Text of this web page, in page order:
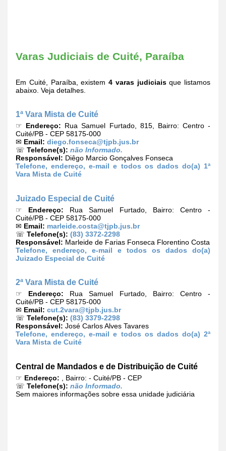
Varas Judiciais de Cuité, Paraíba
Em Cuité, Paraíba, existem 4 varas judiciaisque listamos
abaixo. Veja detalhes.
1ª Vara Mista de Cuité
☞ Endereço: Rua Samuel Furtado, 815, Bairro: Centro -
Cuité/PB - CEP 58175-000
✉ Email: diego.fonseca@tjpb.jus.br
☏ Telefone(s): não Informado.
Responsável: Diêgo Marcio Gonçalves Fonseca
Telefone, endereço, e-mail e todos os dados do(a) 1ª
Vara Mista de Cuité
Juizado Especial de Cuité
☞ Endereço: Rua Samuel Furtado, Bairro: Centro -
Cuité/PB - CEP 58175-000
✉ Email: marleide.costa@tjpb.jus.br
☏ Telefone(s): (83) 3372-2298
Responsável: Marleide de Farias Fonseca Florentino Costa
Telefone, endereço, e-mail e todos os dados do(a)
Juizado Especial de Cuité
2ª Vara Mista de Cuité
☞ Endereço: Rua Samuel Furtado, Bairro: Centro -
Cuité/PB - CEP 58175-000
✉ Email: cut.2vara@tjpb.jus.br
☏ Telefone(s): (83) 3379-2298
Responsável: José Carlos Alves Tavares
Telefone, endereço, e-mail e todos os dados do(a) 2ª
Vara Mista de Cuité
Central de Mandados e de Distribuição de Cuité
☞ Endereço: , Bairro: - Cuité/PB - CEP
☏ Telefone(s): não Informado.
Sem maiores informações sobre essa unidade judiciária